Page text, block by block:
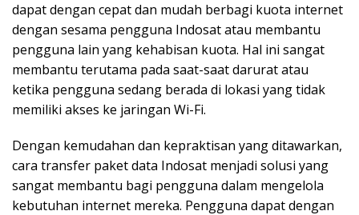
dapat dengan cepat dan mudah berbagi kuota internet
dengan sesama pengguna Indosat atau membantu
pengguna lain yang kehabisan kuota. Hal ini sangat
membantu terutama pada saat-saat darurat atau
ketika pengguna sedang berada di lokasi yang tidak
memiliki akses ke jaringan Wi-Fi.
Dengan kemudahan dan kepraktisan yang ditawarkan,
cara transfer paket data Indosat menjadi solusi yang
sangat membantu bagi pengguna dalam mengelola
kebutuhan internet mereka. Pengguna dapat dengan